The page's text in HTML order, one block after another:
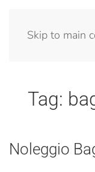
Skip to main
Tag:
Noleggio